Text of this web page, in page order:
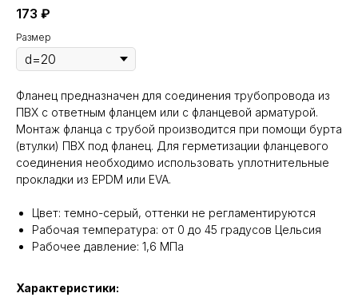
173 ₽
Размер
Фланец предназначен для соединения трубопровода из
ПВХ с ответным фланцем или с фланцевой арматурой.
Монтаж фланца с трубой производится при помощи бурта
(втулки) ПВХ под фланец. Для герметизации фланцевого
соединения необходимо использовать уплотнительные
прокладки из EPDM или EVA.
Цвет: темно-серый, оттенки не регламентируются
Рабочая температура: от 0 до 45 градусов Цельсия
Рабочее давление: 1,6 МПа
Характеристики: